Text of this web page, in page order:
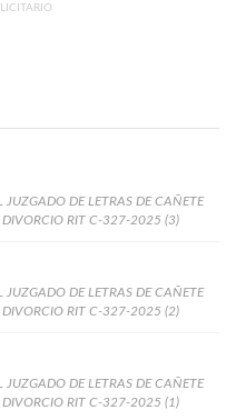
JUZGADO DE LETRAS DE CAÑETE
RIT C-327-2025 (3)
JUZGADO DE LETRAS DE CAÑETE
RIT C-327-2025 (2)
JUZGADO DE LETRAS DE CAÑETE
RIT C-327-2025 (1)